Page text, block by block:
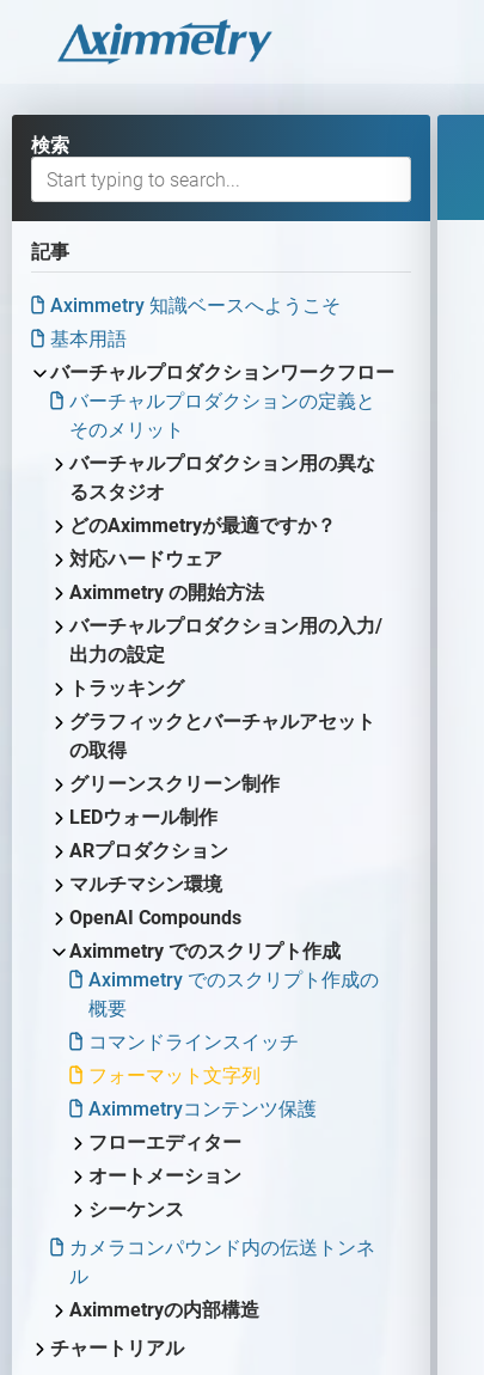
検索
記事
Aximmetry 知識ベースへようこそ
基本用語
バーチャルプロダクションワークフロー
バーチャルプロダクションの定義と
そのメリット
バーチャルプロダクション用の異な
るスタジオ
バーチャルプロダクション用の異
なるスタジオの概要
スタジオ計画
グリーンスクリーン
LEDウォール
AR（拡張現実）
固定カメラか移動カメラか？
どのAximmetryが最適ですか？
どのAximmetryが最適か
Aximmetry エディション
Aximmetry レンダリング・コンポ
ーネント
Aximmetry ソフトウェアパッケー
ジ
必要なライセンス数は？
ソフトウェアバージョン履歴
対応ハードウェア
対応ハードウェアの概要
PC
ソフトウェア環境
対応GPU
キャプチャカード
Mac対応
ワークステーションのシステ
ム要件
プロフェッショナルカメラとオブ
ジェクトトラッキングシステム
トラッキングシステム
インターフェース
SDI
NDI
HDMI
コントローラー
コントローラー
Aximmetry の開始方法
これから始めるAximmetry入門
Aximmetry を使用するユーザー
Aximmetryのインストールする方
法
Aximmetry Composer
起動設定
プロジェクトルートフォルダ
ー
ユーザーインターフェース
パネルの概要
フローエディターの基本
カメラムーバーのマウス制御
キーボードショートカット
トランスフォーメーションギ
ズモとシーン設定の編集
注意事項
Aximmetry Eye
Aximmetry Eye とは何か、お
よびその使用方法
有線接続によるAximmetry Eye
Aximmetry Gateway
Aximmetry ゲートウェイの使
用
Aximmetry Instant
Aximmetry Instant とは何です
か？
Aximmetry Instant Scene のイ
ンストール方法
Aximmetry インスタントシー
ンの使用方法
バーチャルプロダクション用の入力/
出力の設定
バーチャルプロダクション用の入
力/出力の設定の概要
デバイスマッピング
ビデオ
ビデオ入力
インターレースビデオ信号
HDR 入力と出力
NDI
NDI 入力/出力設定
SMPTE 2110
SMPTE 2110 入力/出力設
SRT
Streaming
ストリーミング
（YouTube、Facebook、
Skype、Zoomその他の
VoIPソフトウェアへのスト
リーミング
録画
カメラ追跡データの録画方
法
ビデオ録画と画像キャプチ
ャ
外部コントローラー
HTTP経由でのAximmetryの外
AximmetryでのGPIOの使用
OSC入力/出力設定
AximmetryでのOSCメッセージ
DMXをAximmetryで使用する
DMXによるピクセルマッピン
グ
Elgato Stream Deckを使用して
シーンを制御する
Stream Controllerを使用して
シーンを制御する
Aximmetryでのシリアルポー
トの使用
MOS
AximmetryでMOSを設定する
ArionをAximmetryで使用する
ための設定
Aximmetryとの連携用にAP通
対応ファイル形式、エンコーダ
ー、デコーダー
トラッキング
トラッキングの概要
トラッキングシステムとは何か、
その用途は？
トラッキングシステムの種類
正しく設定されたトラッキングシ
ステムとは？
トラッキングシステムユニットの
設定
トラッキングシステムユニッ
トの設定
通信の設定
ファイアウォール設定
Aximmetryでのトラッキング
システムの設定方法
キャリブレーション
カメラキャリブレーションの
概念について
基本キャリブレーター
カメラキャリブレーター
キャリブレーションのテスト
シーン設定
基本ツール
キャリブレーションのテスト
追加ツール
特定のトラッキングシステムの設
定
アンティレイテンシー設定
Indiemark/Glassmarkの使用
HTC Vive Mars設定
Free-D システムの設定
高度な情報と機能
カメラとヘッドの変換
グラフィックとバーチャルアセット
の取得
グラフィックとバーチャルアセッ
トの取得の概要
ネイティブエンジンでのコンテン
概要
モデルの準備
3D モデルのエクスポート
3D モデルのインポート
マテリアル
PBR マテリアル
ライティング
ライトマップ
シャドウ
平面反射
パーティクルシステム
ネイティブエンジンにおける
ポスト処理効果
高度なグラフィックスタスク
成
AX Scene Editor 導入ガイド
Unrealプロジェクトの準備
編集
ブループリントを使用した追
加の制御
Aximmetry UEストックシーン
の使用と編集
高度な情報と機能
AximmetryのUnrealにおけ
LevelでSceneを切り替える
FABからアセットを取得す
グリーンスクリーン制作
グリーンスクリーン制作の概要
バーチャルカメラワークフロー
スタジオ設定例（グリーンス
ラ）
バーチャルカメラコンパウン
ド
クロッピング
キーイング設定（バーチャル
カメラ）
バーチャルカメラコンパウン
ドでのビルボード設定
バーチャルカメラコンパウン
ドのカメラコントロールパネ
バーチャルカメラの移動
カメラシーケンサー
トラッキングカメラワークフロー
スタジオ設定例（グリーンス
クリーン、トラッキングカメ
ラ）
トラッキングカメラコンパウ
入力（トラッキングカメラ）
スタジオコントロールパネル
キーイング設定（トラッキン
グカメラ）
シーンコントロールパネル
トラッキングカメラビルボー
ド：配置
ド：影と光
トラッキングカメラビルボー
キーイング
クロマスタジオ背景
良いキーイングの要件
キーイング
3Dクリーンプレートジェネレ
ーターの使用
外部キーヤーとのAximmetry
の使用
UnityでのAximmetryを外部キ
Aximmetryを外部キーヤーと
Unreal Scene Setup (Green
Screen)
混合カメラコンパウンド
ヴィネット補正が役立つ場合
LEDウォール制作
目次（LEDウォールプロダクショ
ン）
LEDウォール制作の概要
LEDの活用事例
LED 起動時の設定
仮想スタジオシーンの準備
Aximmetry シーン設定（LED
ウォール）
Unreal シーン設定（LEDウォ
入力の設定
入力コントロールボードの概
要
トラッキング対応カメライン
プット
に配置する
LEDウォールの設置
LEDウォール制御盤の概要
LEDウォールの設置方法
仮想および物理LEDウォールの
設置
LEDウォールXコントロールパ
ネル
スタジオ コントロール パネル
整
デジタル拡張機能の設定
デジタル拡張機能の設定
ヴィネット補正
LUT測定
デジタル拡張調整
最終化
遅延
単一マシンのLED設置
簡易マルチマシンLED設定
異なるプロダクションを別マ
シンで組み合わせる
ARプロダクション
ARプロダクションの概要
スタジオ設定例（AR）
ARカメラコンパウンド
Aximmetryシーン設定（AR）
Unrealシーン設定（AR）
AR マスク
マルチマシン環境
マルチマシン環境の概要
スタジオ設定例（マルチマシン）
マルチマシン設定
大規模スタジオ環境でのマルチマ
シン
高度な情報と機能
レンダリングからコントロー
ルマシンへの動画送信
Aximmetry によるマルチユー
OpenAI Compounds
OpenAI Compounds
Aximmetry でのスクリプト作成
Aximmetry でのスクリプト作成の
概要
コマンドラインスイッチ
フォーマット文字列
Aximmetryコンテンツ保護
フローエディター
フローエディターの概要
フローエディター
モジュール
ピンデータタイプ
コンパウンド
オートメーション
プレイリスト
シーケンス
シーケンサーとシーケンスエ
カメラコンパウンド内の伝送トンネ
ル
Aximmetryの内部構造
Aximmetryの内部構造の概要
チャートリアル